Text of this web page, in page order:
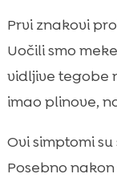
Prvi znakovi
Uočili smo
vidljive tegobe
imao plinove,
Ovi simptomi
Posebno